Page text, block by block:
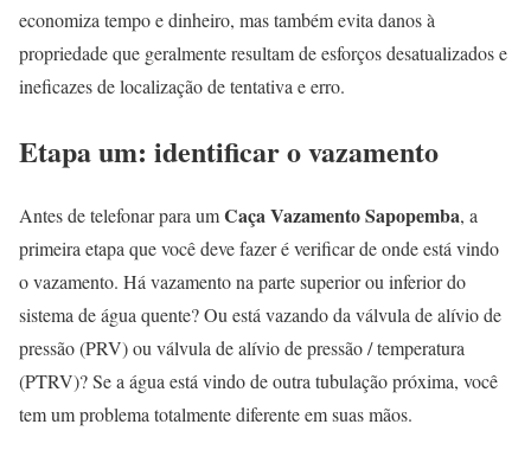
economiza tempo e dinheiro, mas também evita danos à
propriedade que geralmente resultam de esforços desatualizados e
ineficazes de localização de tentativa e erro.
Etapa um: identificar o vazamento
Antes de telefonar para umCaça Vazamento Sapopemba, a
primeira etapa que você deve fazer é verificar de onde está vindo
o vazamento. Há vazamento na parte superior ou inferior do
sistema de água quente? Ou está vazando da válvula de alívio de
pressão (PRV) ou válvula de alívio de pressão / temperatura
(PTRV)? Se a água está vindo de outra tubulação próxima, você
tem um problema totalmente diferente em suas mãos.